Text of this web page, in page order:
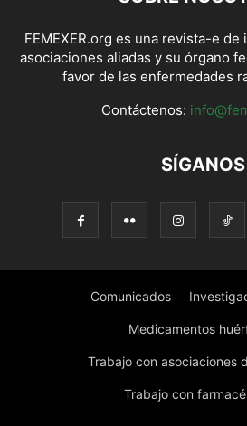
FEMEXER.org es una revista-e
asociaciones aliadas y su órgano
favor de las enfermedades
Contáctenos:
SÍGANOS
Comunicados
Medicamentos
Trabajo con asociaciones
Trabajo con